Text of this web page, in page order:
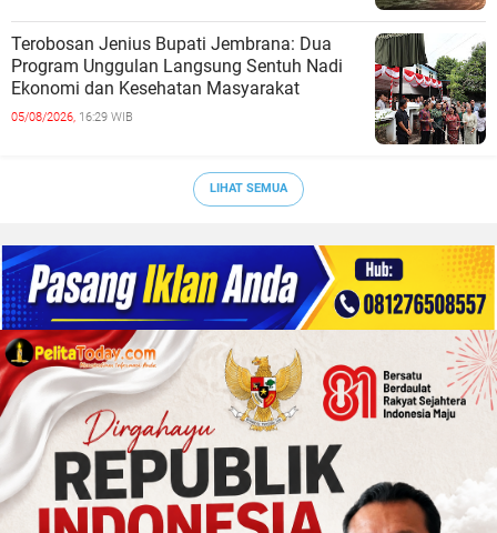
Terobosan Jenius Bupati Jembrana: Dua
Program Unggulan Langsung Sentuh Nadi
Ekonomi dan Kesehatan Masyarakat
05/08/2026, 16:29 WIB
LIHAT SEMUA